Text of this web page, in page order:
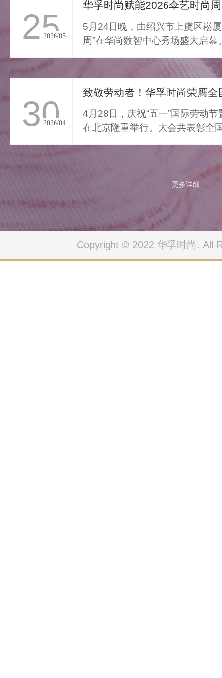
家门，我们亟需“能裹住情
绪”的柔色。家居服将“家的温
柔结界”缝进每寸面料，无需
逃离，换上这身柔雾，便能
让外界紧绷沉进居家软意，
呼吸慢下来，让家成为接住
所有情绪的栖居地。
25
2026/05
华孚时尚赋能2026伞艺时尚
5月24日晚，由绍兴市上虞区崧
周”在华尚数智中心秀场盛大启幕
30
2026/04
致敬劳动者！华孚时尚荣膺
4月28日，庆祝“五一”国际劳动
在北京隆重举行。大会共表彰全
更多详细
Copyright © 2022 华孚时尚. All